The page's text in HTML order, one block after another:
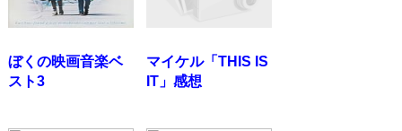
ぼくの映画音楽ベ
スト3
マイケル「THIS IS
IT」感想